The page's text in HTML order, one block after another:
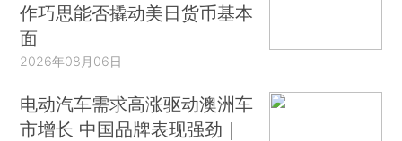
作巧思能否撬动美日货币基本
面
2026年08月06日
电动汽车需求高涨驱动澳洲车
市增长 中国品牌表现强劲｜